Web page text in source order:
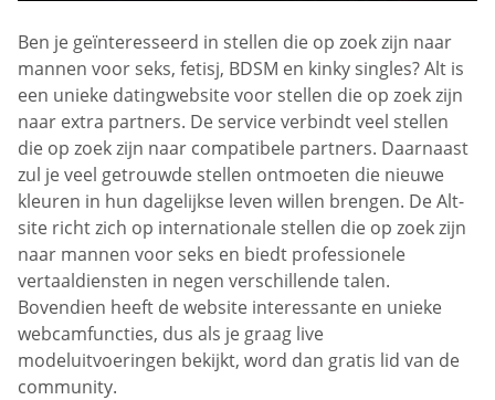
Ben je geïnteresseerd in stellen die op zoek zijn naar
mannen voor seks, fetisj, BDSM en kinky singles? Alt is
een unieke datingwebsite voor stellen die op zoek zijn
naar extra partners. De service verbindt veel stellen
die op zoek zijn naar compatibele partners. Daarnaast
zul je veel getrouwde stellen ontmoeten die nieuwe
kleuren in hun dagelijkse leven willen brengen. De Alt-
site richt zich op internationale stellen die op zoek zijn
naar mannen voor seks en biedt professionele
vertaaldiensten in negen verschillende talen.
Bovendien heeft de website interessante en unieke
webcamfuncties, dus als je graag live
modeluitvoeringen bekijkt, word dan gratis lid van de
community.